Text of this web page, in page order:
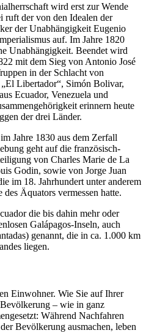
wird erst zur Wende
ruft der von den Idealen der
der Unabhängigkeit Eugenio
auf. Im Jahre 1820
Unabhängigkeit. Beendet wird
mit dem Sieg von Antonio José
in der Schlacht von
Libertador“, Simón Bolivar,
Ecuador, Venezuela und
erinnern heute
der drei Länder.
Jahre 1830 aus dem Zerfall
geht auf die französisch-
von Charles Marie de La
Godin, sowie von Jorge Juan
im 18. Jahrhundert unter anderem
Äquators vermessen hatte.
die bis dahin mehr oder
Galápagos-Inseln, auch
genannt, die in ca. 1.000 km
liegen.
Einwohner. Wie Sie auf Ihrer
– wie in ganz
Während Nachfahren
Bevölkerung ausmachen, leben